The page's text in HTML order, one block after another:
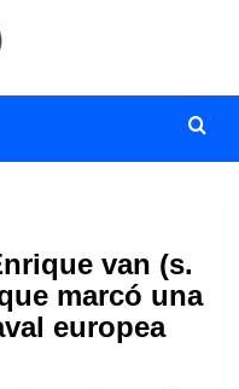
van (s.
marcó una
europea